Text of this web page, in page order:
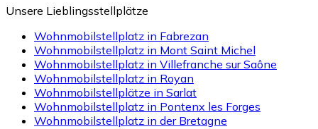
Unsere Lieblingsstellplätze
Wohnmobilstellplatz in Fabrezan
Wohnmobilstellplatz in Mont Saint Michel
Wohnmobilstellplatz in Villefranche sur Saône
Wohnmobilstellplatz in Royan
Wohnmobilstellplätze in Sarlat
Wohnmobilstellplatz in Pontenx les Forges
Wohnmobilstellplatz in der Bretagne